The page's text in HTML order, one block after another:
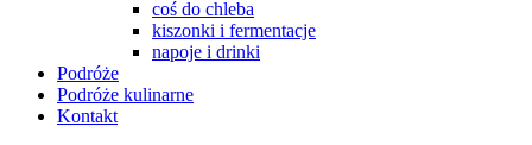
coś do chleba
kiszonki i fermentacje
napoje i drinki
Podróże
Podróże kulinarne
Kontakt